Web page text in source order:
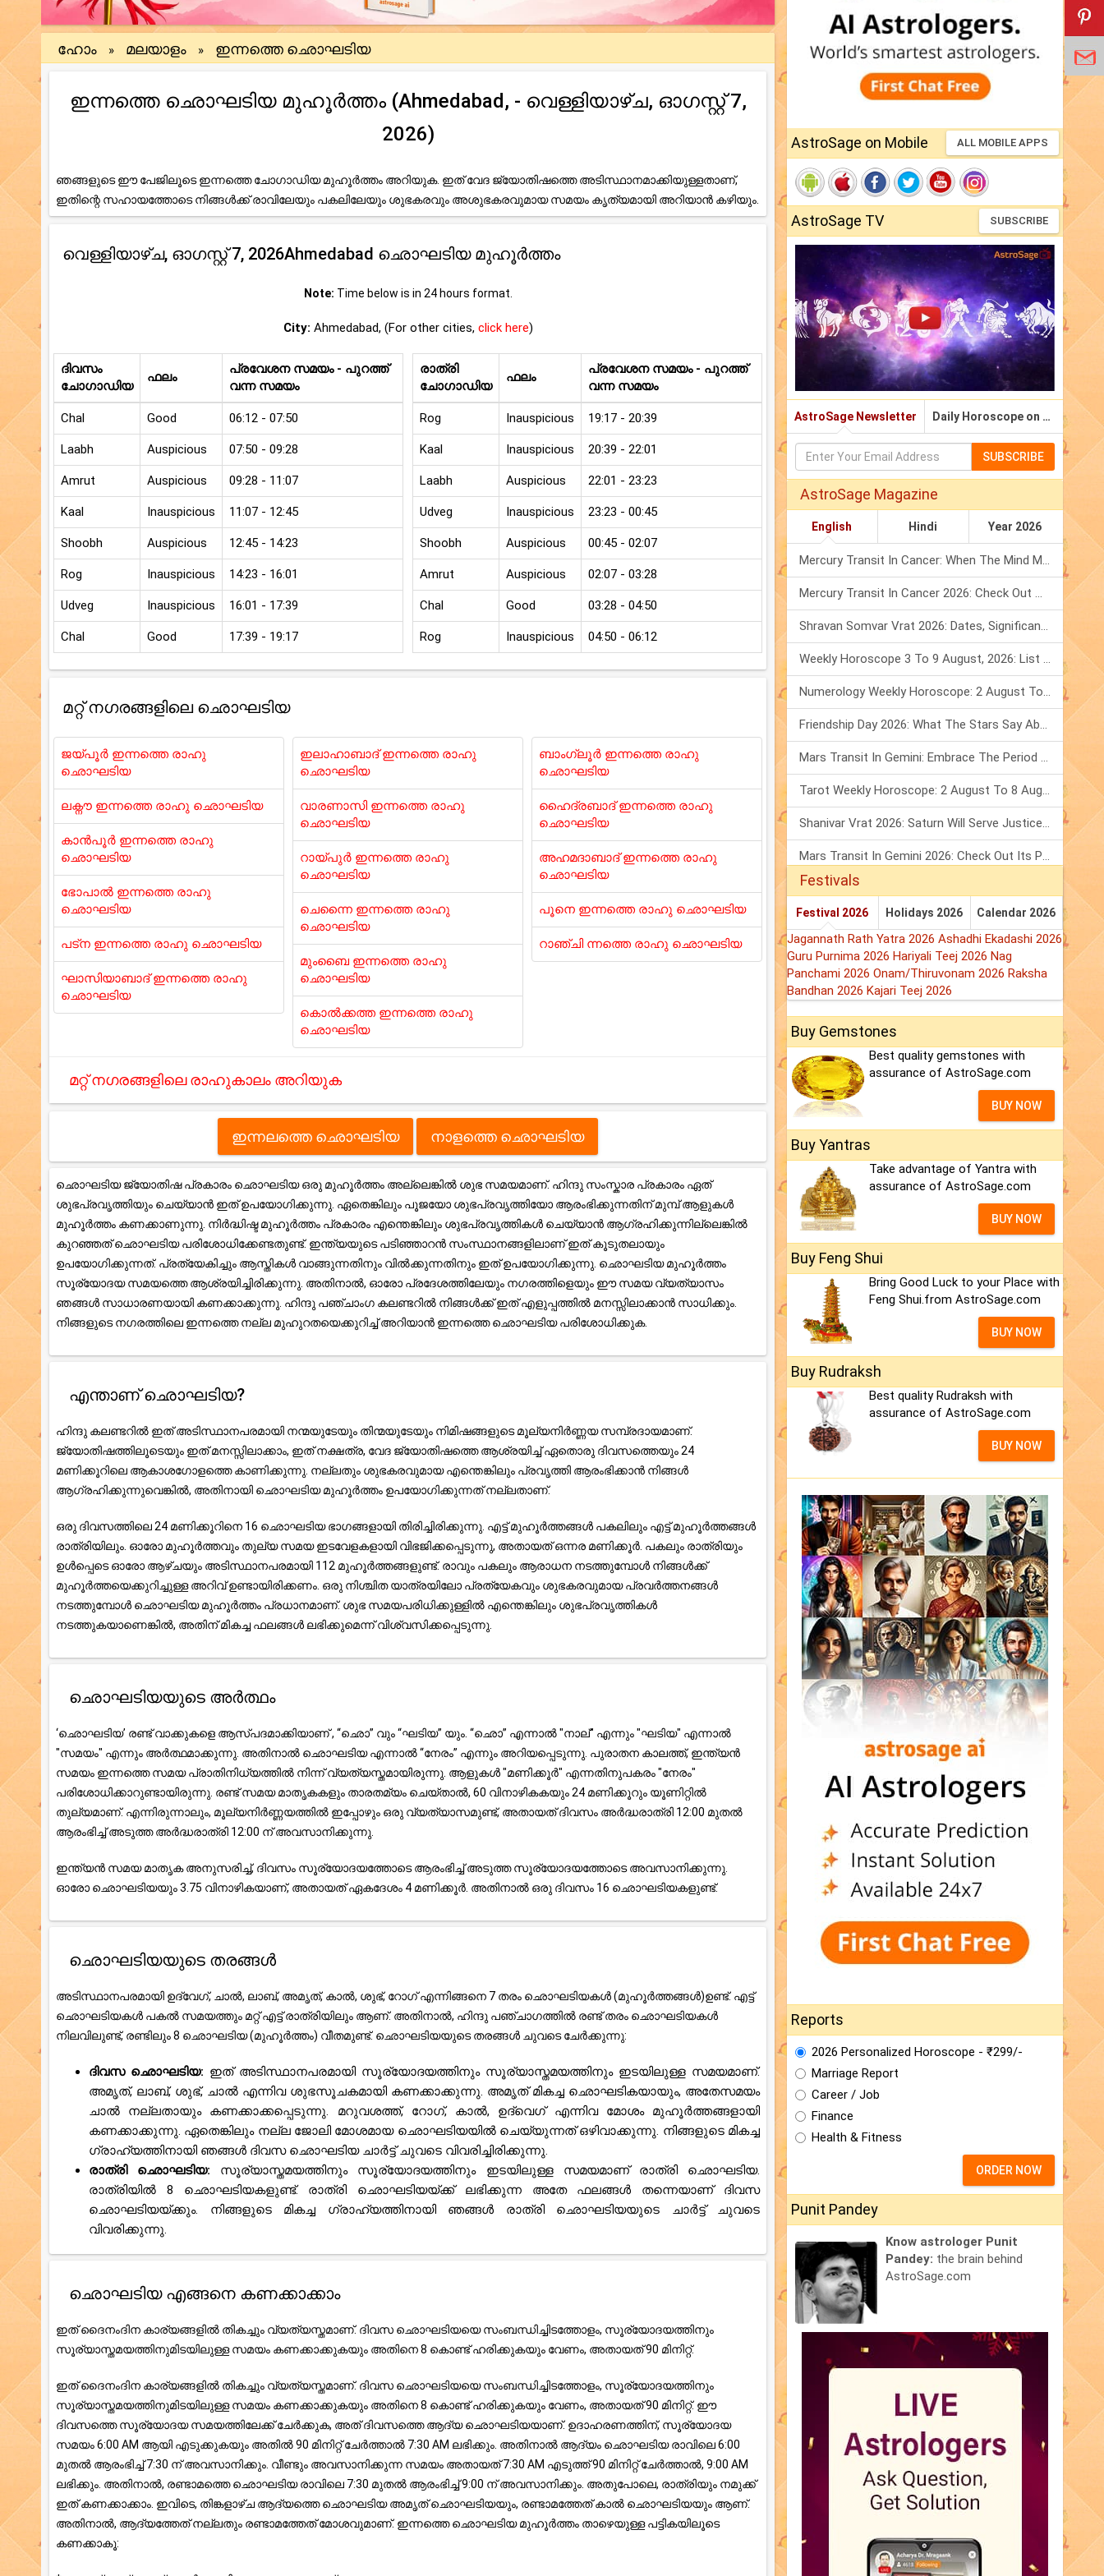
ഹോം » മലയാളം » ഇന്നത്തെ ഛൊഘടിയ
ഇന്നത്തെ ഛൊഘടിയ മുഹൂർത്തം (Ahmedabad, - വെള്ളിയാഴ്ച, ഓഗസ്റ്റ് 7,
2026)
ഞങ്ങളുടെ ഈ പേജിലൂടെ ഇന്നത്തെ ചോഗാഡിയ മുഹൂർത്തം അറിയുക. ഇത് വേദ ജ്യോതിഷത്തെ അടിസ്ഥാനമാക്കിയുള്ളതാണ്,
ഇതിന്റെ സഹായത്തോടെ നിങ്ങൾക്ക് രാവിലേയും പകലിലേയും ശുഭകരവും അശുഭകരവുമായ സമയം കൃത്യമായി അറിയാൻ കഴിയും.
വെള്ളിയാഴ്ച, ഓഗസ്റ്റ് 7, 2026Ahmedabad ഛൊഘടിയ മുഹൂർത്തം
Note: Time below is in 24 hours format.
City: Ahmedabad, (For other cities, click here)
ദിവസം
ചോഗാഡിയ
ഫലം
പ്രവേശന സമയം - പുറത്ത്
വന്ന സമയം
Chal Good 06:12 - 07:50
Laabh Auspicious 07:50 - 09:28
Amrut Auspicious 09:28 - 11:07
Kaal Inauspicious 11:07 - 12:45
Shoobh Auspicious 12:45 - 14:23
Rog Inauspicious 14:23 - 16:01
Udveg Inauspicious 16:01 - 17:39
Chal Good 17:39 - 19:17
രാത്രി
ചോഗാഡിയ
ഫലം
പ്രവേശന സമയം - പുറത്ത്
വന്ന സമയം
Rog Inauspicious 19:17 - 20:39
Kaal Inauspicious 20:39 - 22:01
Laabh Auspicious 22:01 - 23:23
Udveg Inauspicious 23:23 - 00:45
Shoobh Auspicious 00:45 - 02:07
Amrut Auspicious 02:07 - 03:28
Chal Good 03:28 - 04:50
Rog Inauspicious 04:50 - 06:12
മറ്റ് നഗരങ്ങളിലെ ഛൊഘടിയ
ജയ്പൂർ ഇന്നത്തെ രാഹു
ഛൊഘടിയ
ലക്നൗ ഇന്നത്തെ രാഹു ഛൊഘടിയ
കാൻപൂർ ഇന്നത്തെ രാഹു
ഛൊഘടിയ
ഭോപാൽ ഇന്നത്തെ രാഹു
ഛൊഘടിയ
പട്ന ഇന്നത്തെ രാഹു ഛൊഘടിയ
ഘാസിയാബാദ് ഇന്നത്തെ രാഹു
ഛൊഘടിയ
ഇലാഹാബാദ് ഇന്നത്തെ രാഹു
ഛൊഘടിയ
വാരണാസി ഇന്നത്തെ രാഹു
ഛൊഘടിയ
റായ്പുർ ഇന്നത്തെ രാഹു
ഛൊഘടിയ
ചെന്നൈ ഇന്നത്തെ രാഹു
ഛൊഘടിയ
മുംബൈ ഇന്നത്തെ രാഹു
ഛൊഘടിയ
കൊൽക്കത്ത ഇന്നത്തെ രാഹു
ഛൊഘടിയ
ബാംഗ്ലൂർ ഇന്നത്തെ രാഹു
ഛൊഘടിയ
ഹൈദ്രബാദ് ഇന്നത്തെ രാഹു
ഛൊഘടിയ
അഹമദാബാദ് ഇന്നത്തെ രാഹു
ഛൊഘടിയ
പൂനെ ഇന്നത്തെ രാഹു ഛൊഘടിയ
റാഞ്ചി ന്നത്തെ രാഹു ഛൊഘടിയ
മറ്റ് നഗരങ്ങളിലെ രാഹുകാലം അറിയുക
ഇന്നലത്തെ ഛൊഘടിയ നാളത്തെ ഛൊഘടിയ
ഛൊഘടിയ ജ്യോതിഷ പ്രകാരം ഛൊഘടിയ ഒരു മുഹൂർത്തം അല്ലെങ്കിൽ ശുഭ സമയമാണ്. ഹിന്ദു സംസ്കാര പ്രകാരം ഏത്
ശുഭപ്രവൃത്തിയും ചെയ്യാൻ ഇത് ഉപയോഗിക്കുന്നു. ഏതെങ്കിലും പൂജയോ ശുഭപ്രവൃത്തിയോ ആരംഭിക്കുന്നതിന് മുമ്പ് ആളുകൾ
മുഹൂർത്തം കണക്കാണുന്നു. നിർദ്ധിഷ്ട മുഹൂർത്തം പ്രകാരം എന്തെങ്കിലും ശുഭപ്രവൃത്തികൾ ചെയ്യാൻ ആഗ്രഹിക്കുന്നില്ലെങ്കിൽ
കുറഞ്ഞത് ഛൊഘടിയ പരിശോധിക്കേണ്ടതുണ്ട്. ഇന്ത്യയുടെ പടിഞ്ഞാറൻ സംസ്ഥാനങ്ങളിലാണ് ഇത് കൂടുതലായും
ഉപയോഗിക്കുന്നത്. പ്രത്യേകിച്ചും ആസ്തികൾ വാങ്ങുന്നതിനും വിൽക്കുന്നതിനും ഇത് ഉപയോഗിക്കുന്നു. ഛൊഘടിയ മുഹൂർത്തം
സൂര്യോദയ സമയത്തെ ആശ്രയിച്ചിരിക്കുന്നു. അതിനാൽ, ഓരോ പ്രദേശത്തിലേയും നഗരത്തിളെയും ഈ സമയ വ്യത്യാസം
ഞങ്ങൾ സാധാരണയായി കണക്കാക്കുന്നു. ഹിന്ദു പഞ്ചാംഗ കലണ്ടറിൽ നിങ്ങൾക്ക് ഇത് എളുപ്പത്തിൽ മനസ്സിലാക്കാൻ സാധിക്കും.
നിങ്ങളുടെ നഗരത്തിലെ ഇന്നത്തെ നല്ല മുഹുറതയെക്കുറിച്ച് അറിയാൻ ഇന്നത്തെ ഛൊഘടിയ പരിശോധിക്കുക.
എന്താണ് ഛൊഘടിയ?
ഹിന്ദു കലണ്ടറിൽ ഇത് അടിസ്ഥാനപരമായി നന്മയുടേയും തിന്മയുടേയും നിമിഷങ്ങളുടെ മൂല്യനിർണ്ണയ സമ്പ്രദായമാണ്.
ജ്യോതിഷത്തിലൂടെയും ഇത് മനസ്സിലാക്കാം, ഇത് നക്ഷത്ര, വേദ ജ്യോതിഷത്തെ ആശ്രയിച്ച് ഏതൊരു ദിവസത്തെയും 24
മണിക്കൂറിലെ ആകാശഗോളത്തെ കാണിക്കുന്നു. നല്ലതും ശുഭകരവുമായ എന്തെങ്കിലും പ്രവൃത്തി ആരംഭിക്കാൻ നിങ്ങൾ
ആഗ്രഹിക്കുന്നുവെങ്കിൽ, അതിനായി ഛൊഘടിയ മുഹൂർത്തം ഉപയോഗിക്കുന്നത് നല്ലതാണ്.
ഒരു ദിവസത്തിലെ 24 മണിക്കൂറിനെ 16 ഛൊഘടിയ ഭാഗങ്ങളായി തിരിച്ചിരിക്കുന്നു. എട്ട് മുഹൂർത്തങ്ങൾ പകലിലും എട്ട് മുഹൂർത്തങ്ങൾ
രാത്രിയിലും. ഓരോ മുഹൂർത്തവും തുല്യ സമയ ഇടവേളകളായി വിഭജിക്കപ്പെടുന്നു, അതായത് ഒന്നര മണിക്കൂർ. പകലും രാത്രിയും
ഉൾപ്പെടെ ഓരോ ആഴ്ചയും അടിസ്ഥാനപരമായി 112 മുഹൂർത്തങ്ങളുണ്ട്. രാവും പകലും ആരാധന നടത്തുമ്പോൾ നിങ്ങൾക്ക്
മുഹൂർത്തയെക്കുറിച്ചുള്ള അറിവ് ഉണ്ടായിരിക്കണം. ഒരു നിശ്ചിത യാത്രയിലോ പ്രത്യേകവും ശുഭകരവുമായ പ്രവർത്തനങ്ങൾ
നടത്തുമ്പോൾ ഛൊഘടിയ മുഹൂർത്തം പ്രധാനമാണ്. ശുഭ സമയപരിധിക്കുള്ളിൽ എന്തെങ്കിലും ശുഭപ്രവൃത്തികൾ
നടത്തുകയാണെങ്കിൽ, അതിന് മികച്ച ഫലങ്ങൾ ലഭിക്കുമെന്ന് വിശ്വസിക്കപ്പെടുന്നു.
ഛൊഘടിയയുടെ അർത്ഥം
‘ഛൊഘടിയ’ രണ്ട് വാക്കുകളെ ആസ്പദമാക്കിയാണ് , “ഛൊ” വും “ഘടിയ” യും. “ഛൊ” എന്നാൽ "നാല്" എന്നും "ഘടിയ" എന്നാൽ
"സമയം" എന്നും അർത്ഥമാക്കുന്നു. അതിനാൽ ഛൊഘടിയ എന്നാൽ “നേരം” എന്നും അറിയപ്പെടുന്നു. പുരാതന കാലത്ത്, ഇന്ത്യൻ
സമയം ഇന്നത്തെ സമയ പ്രാതിനിധ്യത്തിൽ നിന്ന് വ്യത്യസ്തമായിരുന്നു. ആളുകൾ "മണിക്കൂർ" എന്നതിനുപകരം "നേരം"
പരിശോധിക്കാറുണ്ടായിരുന്നു. രണ്ട് സമയ മാതൃകകളും താരതമ്യം ചെയ്താൽ, 60 വിനാഴികകയും 24 മണിക്കൂറും യൂണിറ്റിൽ
തുല്യമാണ്. എന്നിരുന്നാലും, മൂല്യനിർണ്ണയത്തിൽ ഇപ്പോഴും ഒരു വ്യത്യാസമുണ്ട്, അതായത് ദിവസം അർദ്ധരാത്രി 12:00 മുതൽ
ആരംഭിച്ച് അടുത്ത അർദ്ധരാത്രി 12:00 ന് അവസാനിക്കുന്നു.
ഇന്ത്യൻ സമയ മാതൃക അനുസരിച്ച്, ദിവസം സൂര്യോദയത്തോടെ ആരംഭിച്ച് അടുത്ത സൂര്യോദയത്തോടെ അവസാനിക്കുന്നു.
ഓരോ ഛൊഘടിയയും 3.75 വിനാഴികയാണ്, അതായത് ഏകദേശം 4 മണിക്കൂർ. അതിനാൽ ഒരു ദിവസം 16 ഛൊഘടിയകളുണ്ട്.
ഛൊഘടിയയുടെ തരങ്ങൾ
അടിസ്ഥാനപരമായി ഉദ്വേഗ്, ചാൽ, ലാബ്, അമൃത്, കാൽ, ശുഭ്, റോഗ് എന്നിങ്ങനെ 7 തരം ഛൊഘടിയകൾ (മുഹൂർത്തങ്ങൾ)ഉണ്ട്. എട്ട്
ഛൊഘടിയകൾ പകൽ സമയത്തും മറ്റ് എട്ട് രാത്രിയിലും ആണ്. അതിനാൽ, ഹിന്ദു പഞ്ചാഗത്തിൽ രണ്ട് തരം ഛൊഘടിയകൾ
നിലവിലുണ്ട്, രണ്ടിലും 8 ഛൊഘടിയ (മുഹൂർത്തം) വീതമുണ്ട്. ഛൊഘടിയയുടെ തരങ്ങൾ ചുവടെ ചേർക്കുന്നു:
ദിവസ ഛൊഘടിയ: ഇത് അടിസ്ഥാനപരമായി സൂര്യോദയത്തിനും സൂര്യാസ്തമയത്തിനും ഇടയിലുള്ള സമയമാണ്.
അമൃത്, ലാബ്, ശുഭ്, ചാൽ എന്നിവ ശുഭസൂചകമായി കണക്കാക്കുന്നു. അമൃത് മികച്ച ഛൊഘടികയായും, അതേസമയം
ചാൽ നല്ലതായും കണക്കാക്കപ്പെടുന്നു. മറുവശത്ത്, റോഗ്, കാൽ, ഉദ്‌വെഗ് എന്നിവ മോശം മുഹൂർത്തങ്ങളായി
കണക്കാക്കുന്നു. ഏതെങ്കിലും നല്ല ജോലി മോശമായ ഛൊഘടിയയിൽ ചെയ്യുന്നത് ഒഴിവാക്കുന്നു. നിങ്ങളുടെ മികച്ച
ഗ്രാഹ്യത്തിനായി ഞങ്ങൾ ദിവസ ഛൊഘടിയ ചാർട്ട് ചുവടെ വിവരിച്ചിരിക്കുന്നു.
രാത്രി ഛൊഘടിയ: സൂര്യാസ്തമയത്തിനും സൂര്യോദയത്തിനും ഇടയിലുള്ള സമയമാണ് രാത്രി ഛൊഘടിയ.
രാത്രിയിൽ 8 ഛൊഘടിയകളുണ്ട്. രാത്രി ഛൊഘടിയയ്ക്ക് ലഭിക്കുന്ന അതേ ഫലങ്ങൾ തന്നെയാണ് ദിവസ
ഛൊഘടിയയ്ക്കും. നിങ്ങളുടെ മികച്ച ഗ്രാഹ്യത്തിനായി ഞങ്ങൾ രാത്രി ഛൊഘടിയയുടെ ചാർട്ട് ചുവടെ
വിവരിക്കുന്നു.
ഛൊഘടിയ എങ്ങനെ കണക്കാക്കാം
ഇത് ദൈനംദിന കാര്യങ്ങളിൽ തികച്ചും വ്യത്യസ്തമാണ്. ദിവസ ഛൊഘടിയയെ സംബന്ധിച്ചിടത്തോളം, സൂര്യോദയത്തിനും
സൂര്യാസ്തമയത്തിനുമിടയിലുള്ള സമയം കണക്കാക്കുകയും അതിനെ 8 കൊണ്ട് ഹരിക്കുകയും വേണം, അതായത് 90 മിനിറ്റ്.
ഇത് ദൈനംദിന കാര്യങ്ങളിൽ തികച്ചും വ്യത്യസ്തമാണ്. ദിവസ ഛൊഘടിയയെ സംബന്ധിച്ചിടത്തോളം, സൂര്യോദയത്തിനും
സൂര്യാസ്തമയത്തിനുമിടയിലുള്ള സമയം കണക്കാക്കുകയും അതിനെ 8 കൊണ്ട് ഹരിക്കുകയും വേണം, അതായത് 90 മിനിറ്റ്. ഈ
ദിവസത്തെ സൂര്യോദയ സമയത്തിലേക്ക് ചേർക്കുക, അത് ദിവസത്തെ ആദ്യ ഛൊഘടിയയാണ്. ഉദാഹരണത്തിന്, സൂര്യോദയ
സമയം 6:00 AM ആയി എടുക്കുകയും അതിൽ 90 മിനിറ്റ് ചേർത്താൽ 7:30 AM ലഭിക്കും. അതിനാൽ ആദ്യം ഛൊഘടിയ രാവിലെ 6:00
മുതൽ ആരംഭിച്ച് 7:30 ന് അവസാനിക്കും. വീണ്ടും അവസാനിക്കുന്ന സമയം അതായത് 7:30 AM എടുത്ത് 90 മിനിറ്റ് ചേർത്താൽ, 9:00 AM
ലഭിക്കും. അതിനാൽ, രണ്ടാമത്തെ ഛൊഘടിയ രാവിലെ 7:30 മുതൽ ആരംഭിച്ച് 9:00 ന് അവസാനിക്കും. അതുപോലെ, രാത്രിയും നമുക്ക്
ഇത് കണക്കാക്കാം. ഇവിടെ, തിങ്കളാഴ്ച ആദ്യത്തെ ഛൊഘടിയ അമൃത് ഛൊഘടിയയും, രണ്ടാമത്തേത് കാൽ ഛൊഘടിയയും ആണ്.
അതിനാൽ, ആദ്യത്തേത് നല്ലതും രണ്ടാമത്തേത് മോശവുമാണ്. ഇന്നത്തെ ഛൊഘടിയ മുഹൂർത്തം താഴെയുള്ള പട്ടികയിലൂടെ
കണക്കാകൂ:
AstroSage on Mobile ALL MOBILE APPS
AstroSage TV SUBSCRIBE
AstroSage Newsletter Daily Horoscope on Email
SUBSCRIBE
AstroSage Magazine
English Hindi Year 2026
Mercury Transit In Cancer: When The Mind Meets The Heart!
Mercury Transit In Cancer 2026: Check Out What It Brings For You
Shravan Somvar Vrat 2026: Dates, Significance & Rituals In August
Weekly Horoscope 3 To 9 August, 2026: List Of Fasts & Festivals
Numerology Weekly Horoscope: 2 August To 8 August, 2026
Friendship Day 2026: What The Stars Say About Your Best Friend!
Mars Transit In Gemini: Embrace The Period Full Of Energy & Intelligence
Tarot Weekly Horoscope: 2 August To 8 August, 2026
Shanivar Vrat 2026: Saturn Will Serve Justice In Sawan Month!
Mars Transit In Gemini 2026: Check Out Its Positive & Negative Impact
Festivals
Festival 2026 Holidays 2026 Calendar 2026
Jagannath Rath Yatra 2026 Ashadhi Ekadashi 2026
Guru Purnima 2026 Hariyali Teej 2026 Nag
Panchami 2026 Onam/Thiruvonam 2026 Raksha
Bandhan 2026 Kajari Teej 2026
Buy Gemstones
Best quality gemstones with
assurance of AstroSage.com
BUY NOW
Buy Yantras
Take advantage of Yantra with
assurance of AstroSage.com
BUY NOW
Buy Feng Shui
Bring Good Luck to your Place with
Feng Shui.from AstroSage.com
BUY NOW
Buy Rudraksh
Best quality Rudraksh with
assurance of AstroSage.com
BUY NOW
Reports
2026 Personalized Horoscope - ₹299/-
Marriage Report
Career / Job
Finance
Health & Fitness
ORDER NOW
Punit Pandey
Know astrologer Punit
Pandey: the brain behind
AstroSage.com